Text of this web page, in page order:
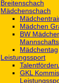
Breitenschach
Mädchenschach
Mädchen
BW
Mädchentag
Leistungssport
GKL